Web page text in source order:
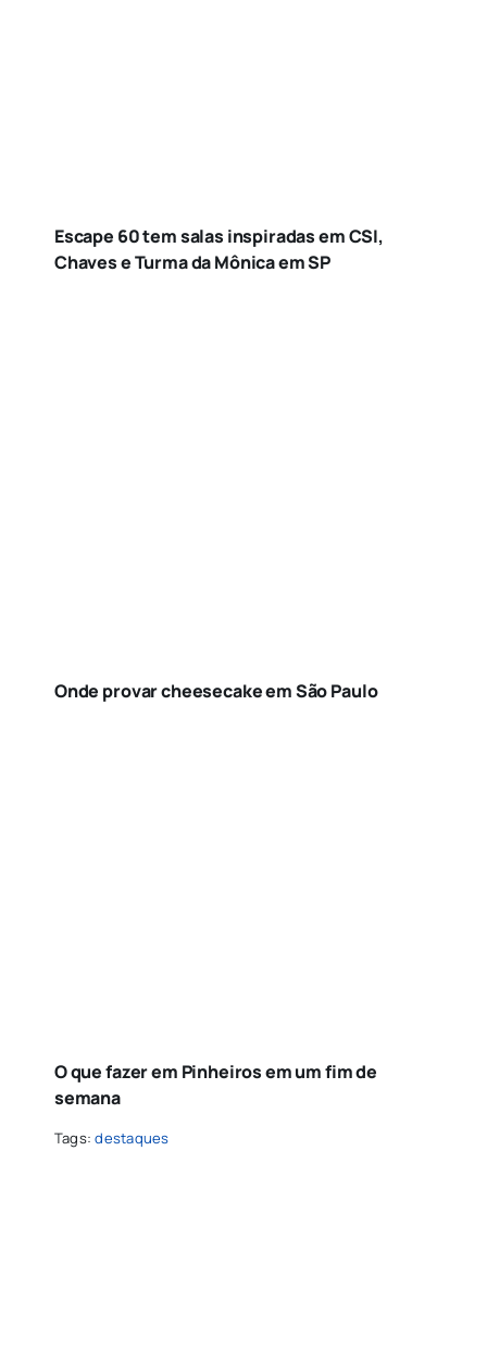
Escape 60 tem salas inspiradas em CSI,
Chaves e Turma da Mônica em SP
Onde provar cheesecake em São Paulo
O que fazer em Pinheiros em um fim de
semana
Tags:destaques